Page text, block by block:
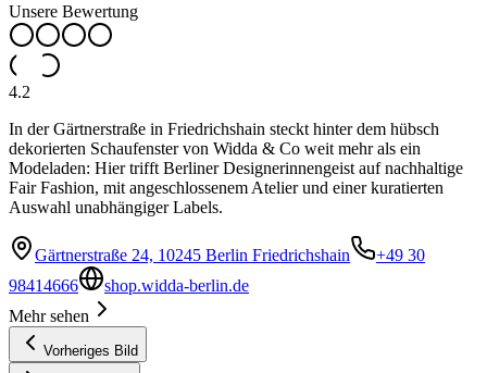
Unsere Bewertung
4.2
In der Gärtnerstraße in Friedrichshain steckt hinter dem hübsch
dekorierten Schaufenster von Widda & Co weit mehr als ein
Modeladen: Hier trifft Berliner Designerinnengeist auf nachhaltige
Fair Fashion, mit angeschlossenem Atelier und einer kuratierten
Auswahl unabhängiger Labels.
Gärtnerstraße 24, 10245 Berlin Friedrichshain
+49 30
98414666
shop.widda-berlin.de
Mehr sehen
Vorheriges Bild